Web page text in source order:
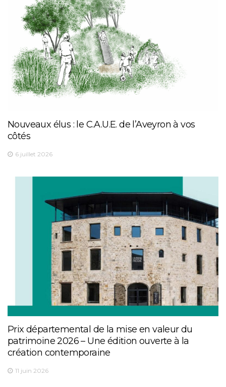
Nouveaux élus : le C.A.U.E. de l’Aveyron à vos
côtés
6 juillet 2026
Prix départemental de la mise en valeur du
patrimoine 2026 – Une édition ouverte à la
création contemporaine
11 juin 2026